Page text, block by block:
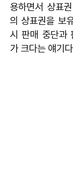
용하면서 상표
의 상표권을 보
시 판매 중단과
가 크다는 얘기